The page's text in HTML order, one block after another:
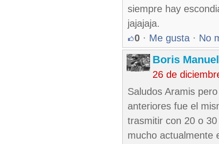
siempre hay
jajajaja.
0 · Me gusta · No
Boris
26 de
Saludos Aramis
anteriores fue el
trasmitir con 20 o
mucho actualmente